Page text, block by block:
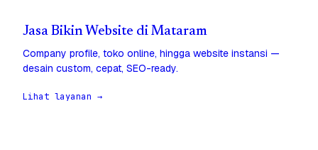
Jasa Bikin Website di Mataram
Company profile, toko online, hingga website instansi —
desain custom, cepat, SEO-ready.
Lihat layanan →